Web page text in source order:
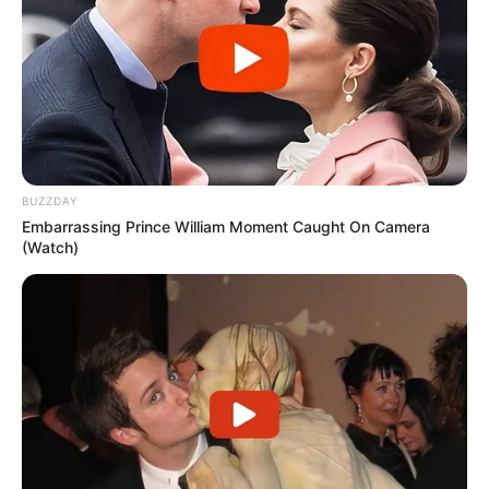
15 EDITION GEMA
16 HIRONDELLE DU RIB
17 IDEALE DU CHENE
18 GRANVILLAISE BLEUE
Arrivée Quinté PMU du PRIX DE
BUZZDAY
Embarrassing Prince William Moment Caught On Camera
(Watch)